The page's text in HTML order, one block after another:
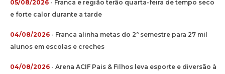
05/08/2026 - Franca e região terão quarta-feira de tempo seco
e forte calor durante a tarde
04/08/2026 - Franca alinha metas do 2º semestre para 27 mil
alunos em escolas e creches
04/08/2026 - Arena ACIF Pais & Filhos leva esporte e diversão à